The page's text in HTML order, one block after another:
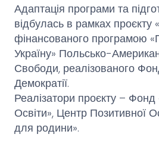
Адаптація програми та
відбулась в рамках проєкту
фінансованого програмою
Україну» Польсько-
Свободи, реалізованого
Демократії.
Реалізатори проєкту –
Освіти», Центр Позитивної
для родини».